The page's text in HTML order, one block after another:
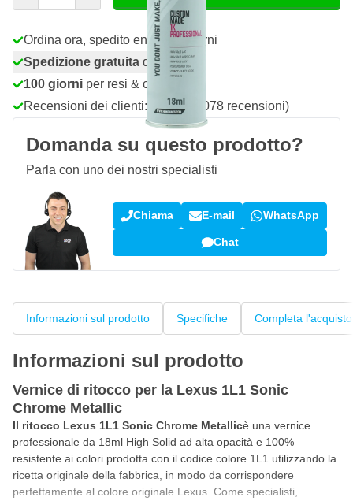
Ordina ora, spedito entro 1-2 giorni
Spedizione gratuita da 150,- €
100 giorni per resi & cambi
Recensioni dei clienti:
4,58/5 (7.078 recensioni)
Domanda su questo prodotto?
Parla con uno dei nostri specialisti
Chiama E-mail WhatsApp
Chat
Informazioni sul prodotto Specifiche Completa l'acquisto
Informazioni sul prodotto
Vernice di ritocco per la Lexus 1L1 Sonic
Chrome Metallic
Il ritocco Lexus 1L1 Sonic Chrome Metallicè una vernice
professionale da 18ml High Solid ad alta opacità e 100%
resistente ai colori prodotta con il codice colore 1L1 utilizzando la
ricetta originale della fabbrica, in modo da corrispondere
perfettamente al colore originale Lexus. Come specialisti,